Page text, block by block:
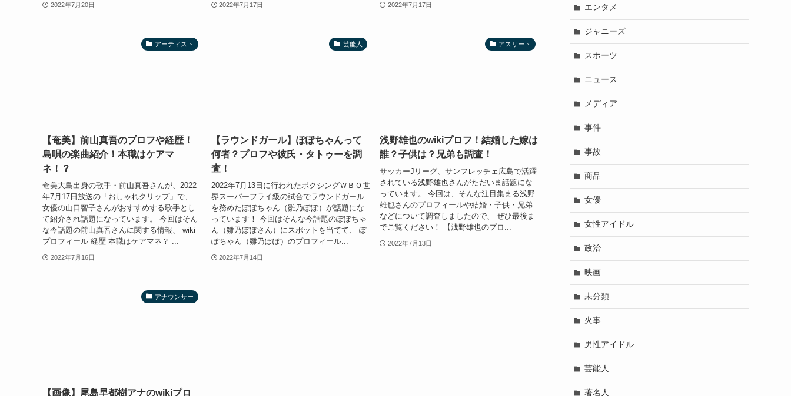
2022年7月20日 2022年7月17日 2022年7月17日
アーティスト
【奄美】前山真吾のプロフや経歴！
島唄の楽曲紹介！本職はケアマ
ネ！？
奄美大島出身の歌手・前山真吾さんが、2022
年7月17日放送の「おしゃれクリップ」で、
女優の山口智子さんがおすすめする歌手とし
て紹介され話題になっています。 今回はそん
な今話題の前山真吾さんに関する情報、 wiki
プロフィール 経歴 本職はケアマネ？ ...
2022年7月16日
芸能人
【ラウンドガール】ぽぽちゃんって
何者？プロフや彼氏・タトゥーを調
査！
2022年7月13日に行われたボクシングＷＢＯ世
界スーパーフライ級の試合でラウンドガール
を務めたぽぽちゃん（雛乃ぽぽ）が話題にな
っています！ 今回はそんな今話題のぽぽちゃ
ん（雛乃ぽぽさん）にスポットを当てて、 ぽ
ぽちゃん（雛乃ぽぽ）のプロフィール...
2022年7月14日
アスリート
浅野雄也のwikiプロフ！結婚した嫁は
誰？子供は？兄弟も調査！
サッカーJリーグ、サンフレッチェ広島で活躍
されている浅野雄也さんがただいま話題にな
っています。 今回は、そんな注目集まる浅野
雄也さんのプロフィールや結婚・子供・兄弟
などについて調査しましたので、 ぜひ最後ま
でご覧ください！ 【浅野雄也のプロ...
2022年7月13日
アナウンサー
【画像】尾島早都樹アナのwikiプロ
エンタメ
ジャニーズ
スポーツ
ニュース
メディア
事件
事故
商品
女優
女性アイドル
政治
映画
未分類
火事
男性アイドル
芸能人
著名人